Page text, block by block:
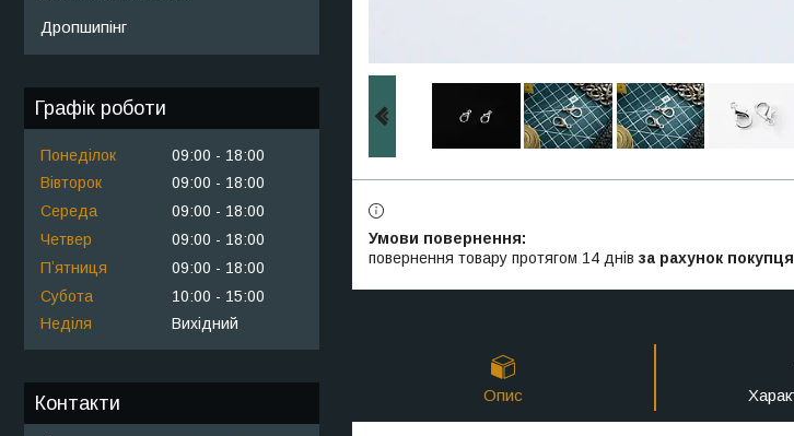
повернення товару протягом 14 днів за рахунок покупця
Опис
Дропшипінг
Графік роботи
Понеділок 09:00
18:00
Вівторок
09:00
18:00
Середа
09:00
18:00
Четвер
09:00
18:00
Пʼятниця
09:00
18:00
Субота
10:00
15:00
Неділя
Вихідний
Контакти